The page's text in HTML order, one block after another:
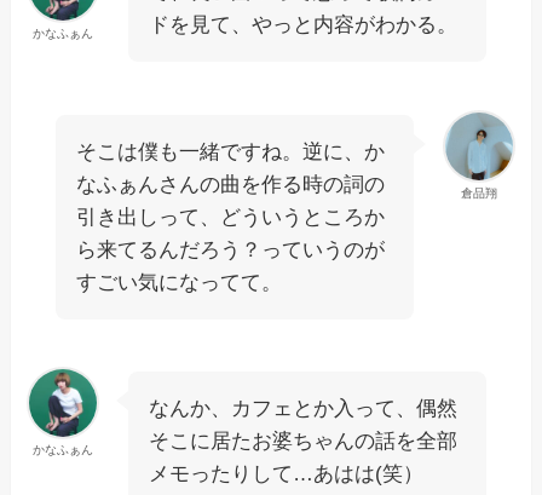
かなふぁん
ドを見て、やっと内容がわかる。
倉品翔
そこは僕も一緒ですね。逆に、か
なふぁんさんの曲を作る時の詞の
引き出しって、どういうところか
ら来てるんだろう？っていうのが
すごい気になってて。
かなふぁん
なんか、カフェとか入って、偶然
そこに居たお婆ちゃんの話を全部
メモったりして…あはは(笑）